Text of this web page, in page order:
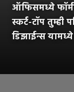
ऑफिसमध्ये
स्कर्ट-टॉप
डिझाईन्स